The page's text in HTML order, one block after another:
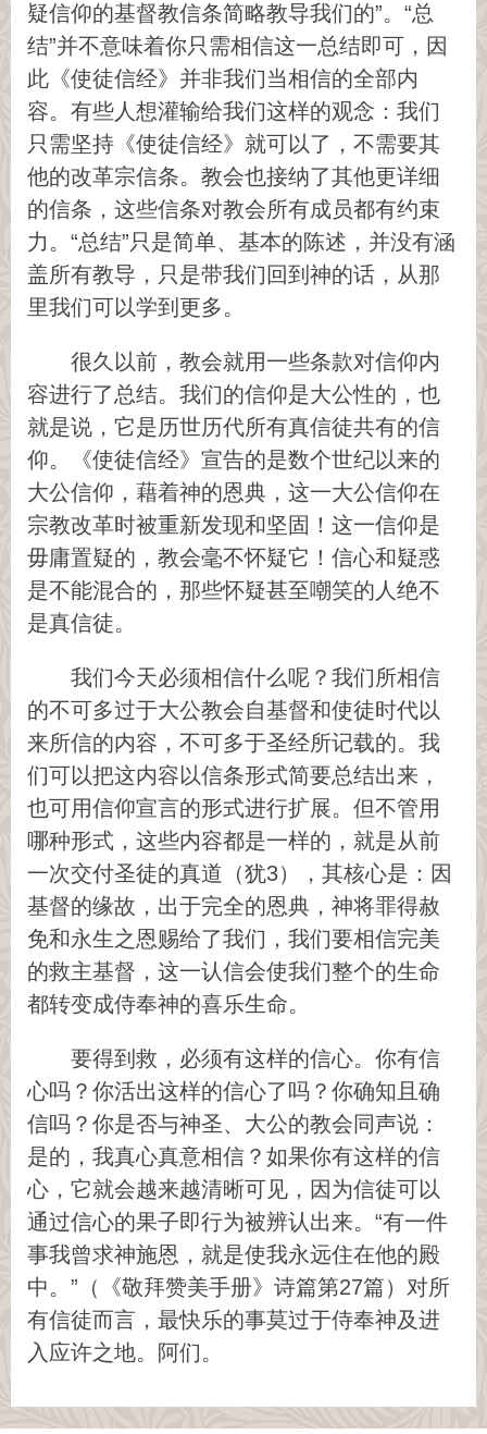
疑信仰的基督教信条简略教导我们的”。“总
结”并不意味着你只需相信这一总结即可，因
此《使徒信经》并非我们当相信的全部内
容。有些人想灌输给我们这样的观念：我们
只需坚持《使徒信经》就可以了，不需要其
他的改革宗信条。教会也接纳了其他更详细
的信条，这些信条对教会所有成员都有约束
力。“总结”只是简单、基本的陈述，并没有涵
盖所有教导，只是带我们回到神的话，从那
里我们可以学到更多。
很久以前，教会就用一些条款对信仰内
容进行了总结。我们的信仰是大公性的，也
就是说，它是历世历代所有真信徒共有的信
仰。《使徒信经》宣告的是数个世纪以来的
大公信仰，藉着神的恩典，这一大公信仰在
宗教改革时被重新发现和坚固！这一信仰是
毋庸置疑的，教会毫不怀疑它！信心和疑惑
是不能混合的，那些怀疑甚至嘲笑的人绝不
是真信徒。
我们今天必须相信什么呢？我们所相信
的不可多过于大公教会自基督和使徒时代以
来所信的内容，不可多于圣经所记载的。我
们可以把这内容以信条形式简要总结出来，
也可用信仰宣言的形式进行扩展。但不管用
哪种形式，这些内容都是一样的，就是从前
一次交付圣徒的真道（犹3），其核心是：因
基督的缘故，出于完全的恩典，神将罪得赦
免和永生之恩赐给了我们，我们要相信完美
的救主基督，这一认信会使我们整个的生命
都转变成侍奉神的喜乐生命。
要得到救，必须有这样的信心。你有信
心吗？你活出这样的信心了吗？你确知且确
信吗？你是否与神圣、大公的教会同声说：
是的，我真心真意相信？如果你有这样的信
心，它就会越来越清晰可见，因为信徒可以
通过信心的果子即行为被辨认出来。“有一件
事我曾求神施恩，就是使我永远住在他的殿
中。”（《敬拜赞美手册》诗篇第27篇）对所
有信徒而言，最快乐的事莫过于侍奉神及进
入应许之地。阿们。